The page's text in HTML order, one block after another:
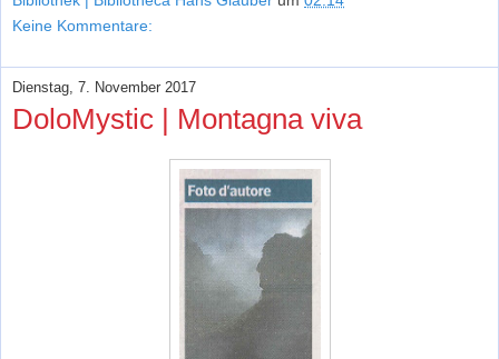
Keine Kommentare:
Dienstag, 7. November 2017
DoloMystic | Montagna viva